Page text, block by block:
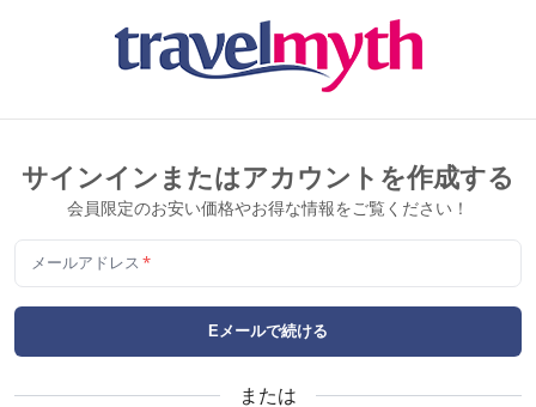
サインインまたはアカウントを作成する
会員限定のお安い価格やお得な情報をご覧ください！
メールアドレス *
Eメールで続ける
または